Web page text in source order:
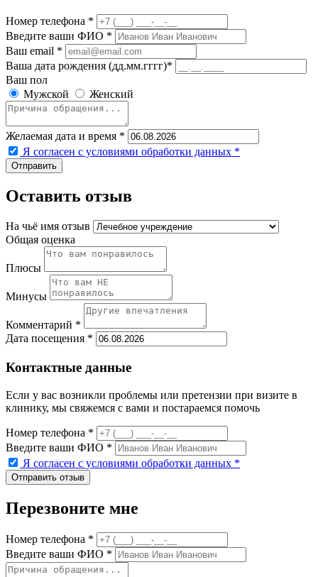
Номер телефона *
Введите ваши ФИО *
Ваш email *
Ваша дата рождения (дд.мм.гггг)*
Ваш пол
Мужской
Женский
Желаемая дата и время *
Я согласен с условиями обработки данных *
Оставить отзыв
На чьё имя отзыв
Общая оценка
Плюсы
Минусы
Комментарий *
Дата посещения *
Контактные данные
Если у вас возникли проблемы или претензии при визите в
клинику, мы свяжемся с вами и постараемся помочь
Номер телефона *
Введите ваши ФИО *
Я согласен с условиями обработки данных *
Перезвоните мне
Номер телефона *
Введите ваши ФИО *